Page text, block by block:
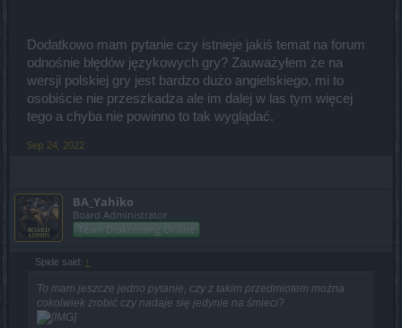
Dodatkowo mam pytanie czy istnieje jakiś temat na forum
odnośnie błędów językowych gry? Zauważyłem że na
wersji polskiej gry jest bardzo dużo angielskiego, mi to
osobiście nie przeszkadza ale im dalej w las tym więcej
tego a chyba nie powinno to tak wyglądać.
Sep 24, 2022
BA_Yahiko
Board Administrator
Team Drakensang Online
Spide said: ↑
To mam jeszcze jedno pytanie, czy z takim przedmiotem można
cokolwiek zrobić czy nadaje się jedynie na śmieci?